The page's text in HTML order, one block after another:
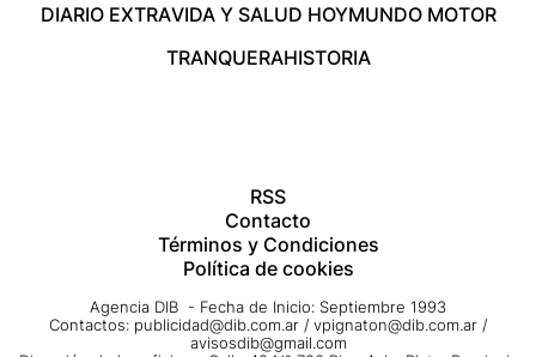
DIARIO EXTRAVIDA Y SALUD HOYMUNDO MOTOR
TRANQUERAHISTORIA
RSS
Contacto
Términos y Condiciones
Política de cookies
Agencia DIB - Fecha de Inicio: Septiembre 1993
Contactos: publicidad@dib.com.ar / vpignaton@dib.com.ar /
avisosdib@gmail.com